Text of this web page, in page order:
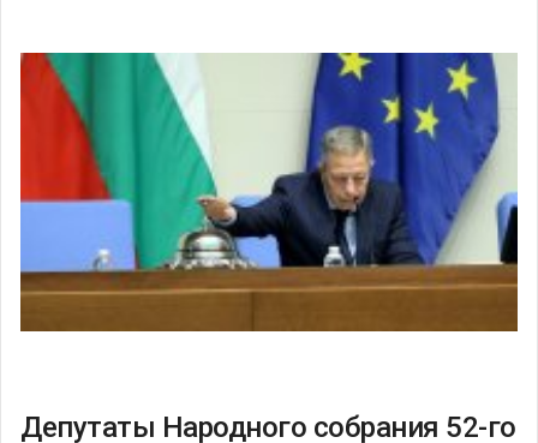
Депутаты Народного собрания 52-го